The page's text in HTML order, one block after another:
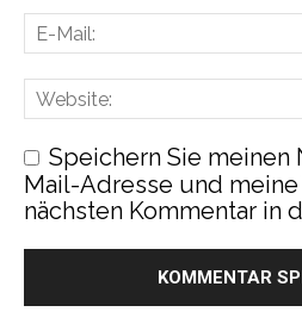
Speichern Sie meinen
Mail-Adresse und
nächsten Kommentar in